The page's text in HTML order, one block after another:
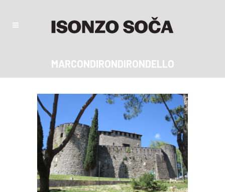
MARCONDIRONDIRONDELLO